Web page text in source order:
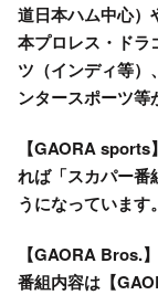
道日本ハム中心）
本プロレス・ドラ
ツ（インディ等）
ンタースポーツ等
【GAORA
れば「スカパー番
うになっています。
【GAORA Bros.
番組内容は【